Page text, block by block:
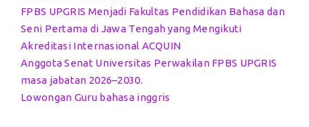
FPBS UPGRIS Menjadi Fakultas Pendidikan Bahasa dan
Seni Pertama di Jawa Tengah yang Mengikuti
Akreditasi Internasional ACQUIN
Anggota Senat Universitas Perwakilan FPBS UPGRIS
masa jabatan 2026–2030.
Lowongan Guru bahasa inggris